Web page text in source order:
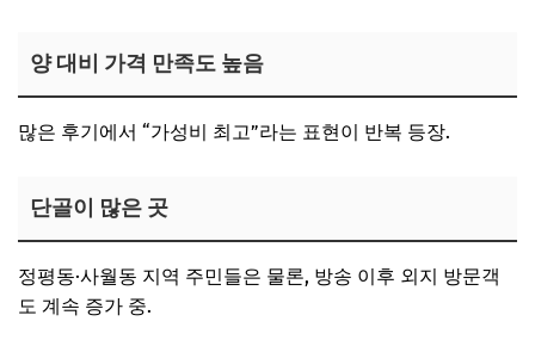
양 대비 가격 만족도 높음
많은 후기에서 “가성비 최고”라는 표현이 반복 등장.
단골이 많은 곳
정평동·사월동 지역 주민들은 물론, 방송 이후 외지 방문객
도 계속 증가 중.